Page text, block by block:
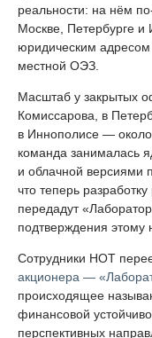
реальности: на нём
Москве, Петербурге и
юридическим
местной ОЭЗ.
Масштаб у закрытых
Комиссарова, в
в Иннополисе —
команда занималась
и облачной версиями
что теперь
передадут
подтверждения этому
Сотрудники НОТ
акционера —
происходящее
финансовой
перспективных